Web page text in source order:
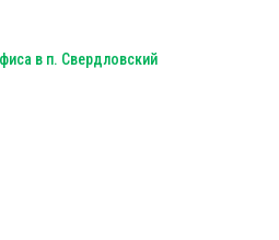
в п. Свердловский